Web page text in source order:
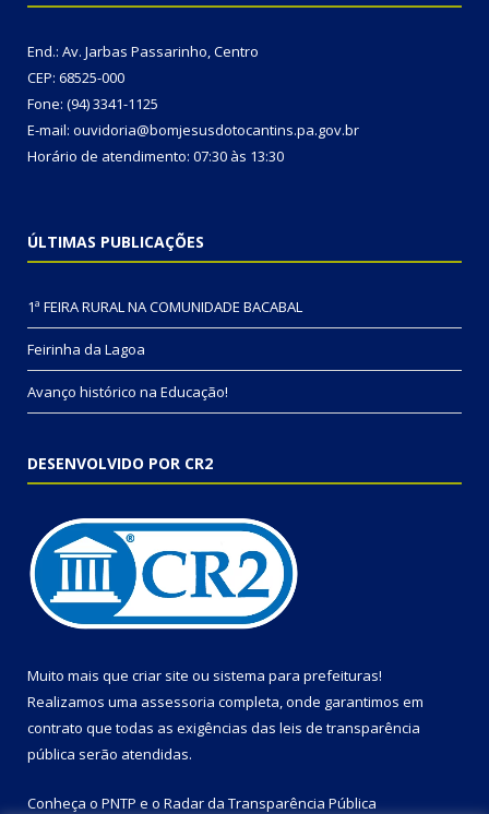
End.: Av. Jarbas Passarinho, Centro
CEP: 68525-000
Fone: (94) 3341-1125
E-mail: ouvidoria@bomjesusdotocantins.pa.gov.br
Horário de atendimento: 07:30 às 13:30
ÚLTIMAS PUBLICAÇÕES
1ª FEIRA RURAL NA COMUNIDADE BACABAL
Feirinha da Lagoa
Avanço histórico na Educação!
DESENVOLVIDO POR CR2
Muito mais que criar site ou sistema para prefeituras!
Realizamos uma assessoria completa, onde garantimos em
contrato que todas as exigências das leis de transparência
pública serão atendidas.
Conheça o PNTP e o Radar da Transparência Pública